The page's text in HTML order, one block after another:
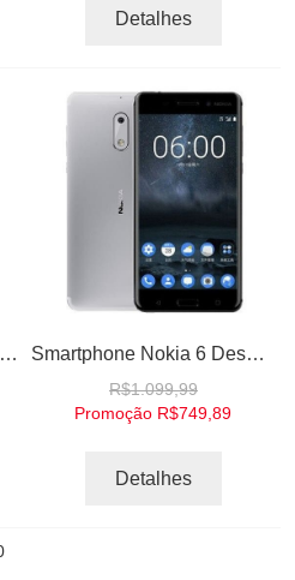
Detalhes
Smartphone Nokia Lumia 1520 Camera 20.0MP 6 polegadas TouchScreen QuadCore 16GB 32GB Windows OS Smartphone Nokia 6 Desbloqueado 32GB 64GB 4G Camera 16Mp Processador Snapdragon Android Tela 5.5'' NFC WiFi
R$1.099,99
Promoção R$749,89
Detalhes